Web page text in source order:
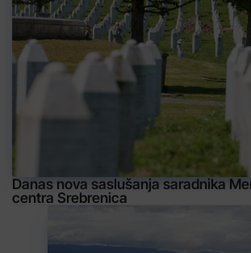
Danas nova saslušanja saradnika
centra Srebrenica